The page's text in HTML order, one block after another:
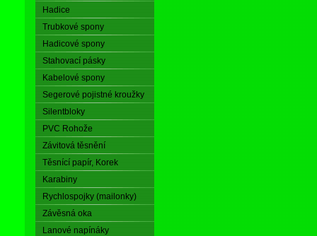
Hadice
Trubkové spony
Hadicové spony
Stahovací pásky
Kabelové spony
Segerové pojistné kroužky
Silentbloky
PVC Rohože
Závitová těsnění
Těsnící papír, Korek
Karabiny
Rychlospojky (mailonky)
Závěsná oka
Lanové napínáky